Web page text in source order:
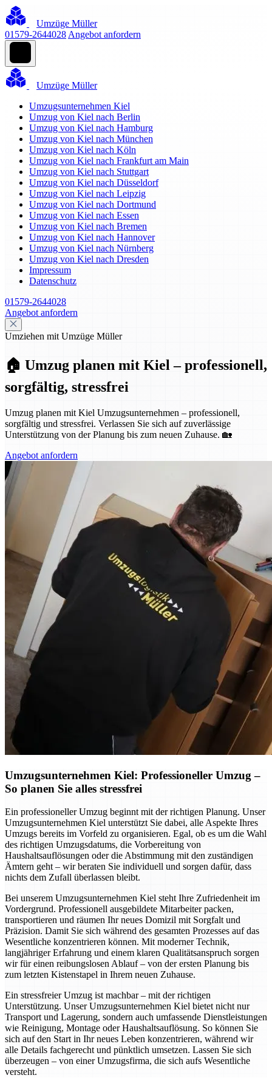
Umzüge Müller
01579-2644028 Angebot anfordern
Umzüge Müller
Umzugsunternehmen Kiel
Umzug von Kiel nach Berlin
Umzug von Kiel nach Hamburg
Umzug von Kiel nach München
Umzug von Kiel nach Köln
Umzug von Kiel nach Frankfurt am Main
Umzug von Kiel nach Stuttgart
Umzug von Kiel nach Düsseldorf
Umzug von Kiel nach Leipzig
Umzug von Kiel nach Dortmund
Umzug von Kiel nach Essen
Umzug von Kiel nach Bremen
Umzug von Kiel nach Hannover
Umzug von Kiel nach Nürnberg
Umzug von Kiel nach Dresden
Impressum
Datenschutz
01579-2644028
Angebot anfordern
Umziehen mit Umzüge Müller
🏠 Umzug planen mit Kiel – professionell,
sorgfältig, stressfrei
Umzug planen mit Kiel Umzugsunternehmen – professionell,
sorgfältig und stressfrei. Verlassen Sie sich auf zuverlässige
Unterstützung von der Planung bis zum neuen Zuhause. 🏡
Angebot anfordern
Umzugsunternehmen Kiel: Professioneller Umzug –
So planen Sie alles stressfrei
Ein professioneller Umzug beginnt mit der richtigen Planung. Unser
Umzugsunternehmen Kiel unterstützt Sie dabei, alle Aspekte Ihres
Umzugs bereits im Vorfeld zu organisieren. Egal, ob es um die Wahl
des richtigen Umzugsdatums, die Vorbereitung von
Haushaltsauflösungen oder die Abstimmung mit den zuständigen
Ämtern geht – wir beraten Sie individuell und sorgen dafür, dass
nichts dem Zufall überlassen bleibt.
Bei unserem Umzugsunternehmen Kiel steht Ihre Zufriedenheit im
Vordergrund. Professionell ausgebildete Mitarbeiter packen,
transportieren und räumen Ihr neues Domizil mit Sorgfalt und
Präzision. Damit Sie sich während des gesamten Prozesses auf das
Wesentliche konzentrieren können. Mit moderner Technik,
langjähriger Erfahrung und einem klaren Qualitätsanspruch sorgen
wir für einen reibungslosen Ablauf – von der ersten Planung bis
zum letzten Kistenstapel in Ihrem neuen Zuhause.
Ein stressfreier Umzug ist machbar – mit der richtigen
Unterstützung. Unser Umzugsunternehmen Kiel bietet nicht nur
Transport und Lagerung, sondern auch umfassende Dienstleistungen
wie Reinigung, Montage oder Haushaltsauflösung. So können Sie
sich auf den Start in Ihr neues Leben konzentrieren, während wir
alle Details fachgerecht und pünktlich umsetzen. Lassen Sie sich
überzeugen – von einer Umzugsfirma, die sich aufs Wesentliche
versteht.